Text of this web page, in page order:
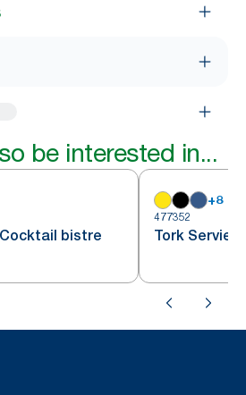
be interested in...
bistre
+8
477352
Tork